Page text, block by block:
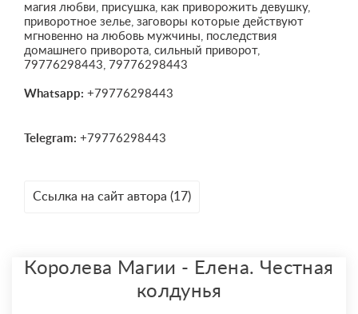
магия любви, присушка, как приворожить девушку,
приворотное зелье, заговоры которые действуют
мгновенно на любовь мужчины, последствия
домашнего приворота, сильный приворот,
79776298443, 79776298443
Whatsapp: +79776298443
Telegram: +79776298443
Ссылка на сайт автора (17)
Королева Магии - Елена. Честная
колдунья